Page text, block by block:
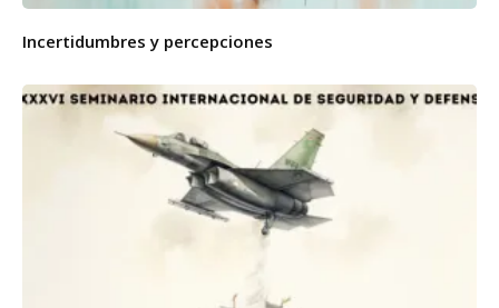
Incertidumbres y percepciones